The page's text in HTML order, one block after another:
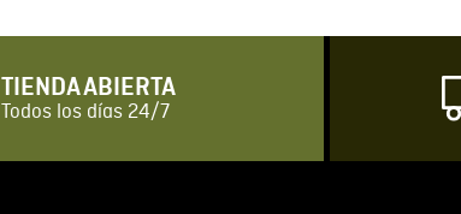
TIENDA ABIERTA
Todos los días 24/7